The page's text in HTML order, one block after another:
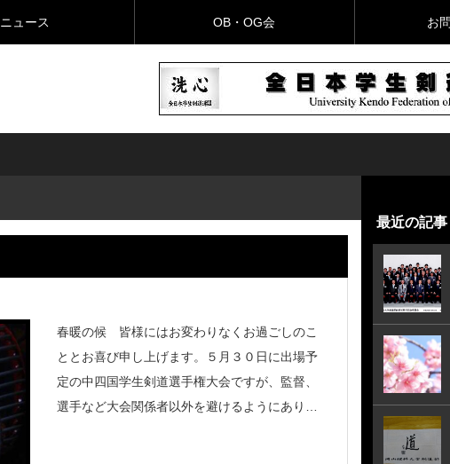
ニュース OB・OG会 お
春暖の候 皆様にはお変わりなくお過ごしのこ
ととお喜び申し上げます。５月３０日に出場予
定の中四国学生剣道選手権大会ですが、監督、
選手など大会関係者以外を避けるようにありま
最近の記事